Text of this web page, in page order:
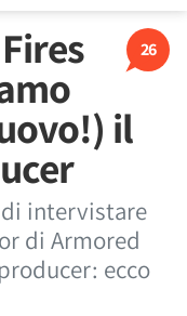
26
il
intervistare
di Armored
ecco